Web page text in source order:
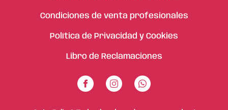
Condiciones de venta profesionales
Política de Privacidad y Cookies
Libro de Reclamaciones